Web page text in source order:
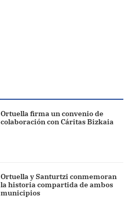
Ortuella firma un convenio de
colaboración con Cáritas Bizkaia
Ortuella y Santurtzi conmemoran
la historia compartida de ambos
municipios